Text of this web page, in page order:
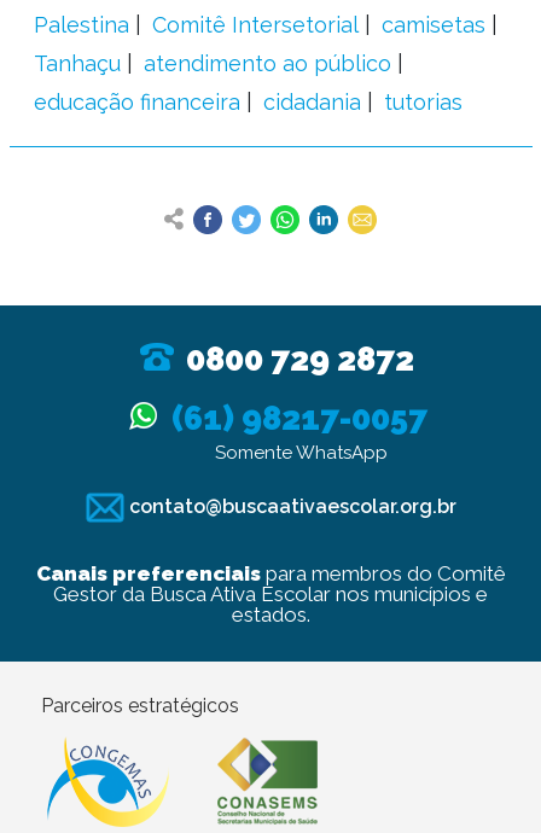
Palestina
Comitê Intersetorial
camisetas
Tanhaçu
atendimento ao público
educação financeira
cidadania tutorias
0800 729 2872
(61) 98217-0057
Somente WhatsApp
contato@buscaativaescolar.org.br
Canais preferenciaispara membros do Comitê
Gestor da Busca Ativa Escolar nos municípios e
estados.
Parceiros estratégicos